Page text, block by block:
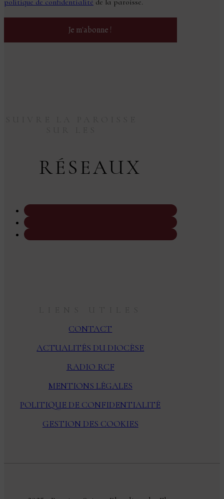
RÉSEAUX
CONTACT
ACTUALITÉS DU DIOCÈSE
RADIO RCF
MENTIONS LÉGALES
POLITIQUE DE CONFIDENTIALITÉ
GESTION DES COOKIES